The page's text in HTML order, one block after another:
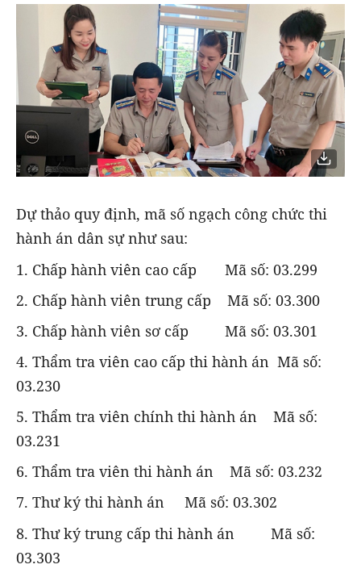
Dự thảo quy định, mã số ngạch công chức thi
hành án dân sự như sau:
1. Chấp hành viên cao cấp Mã số: 03.299
2. Chấp hành viên trung cấp Mã số: 03.300
3. Chấp hành viên sơ cấp Mã số: 03.301
4. Thẩm tra viên cao cấp thi hành án Mã số:
03.230
5. Thẩm tra viên chính thi hành án Mã số:
03.231
6. Thẩm tra viên thi hành án Mã số: 03.232
7. Thư ký thi hành án Mã số: 03.302
8. Thư ký trung cấp thi hành án Mã số:
03.303